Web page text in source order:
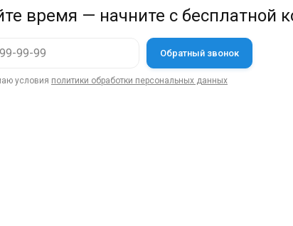
время — начните с бесплатной
условия политики обработки персональных данных